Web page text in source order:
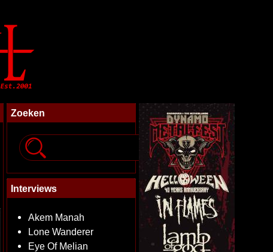
Zoeken
Interviews
Akem Manah
Lone Wanderer
Eye Of Melian